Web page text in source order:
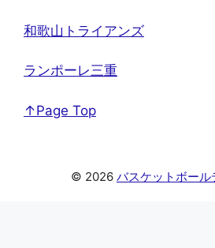
和歌山トライアンズ
ランポーレ三重
↑Page Top
© 2026 バスケットボール